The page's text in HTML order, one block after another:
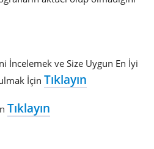
İncelemek ve Size Uygun En İyi
İçin Tıklayın
Tıklayın